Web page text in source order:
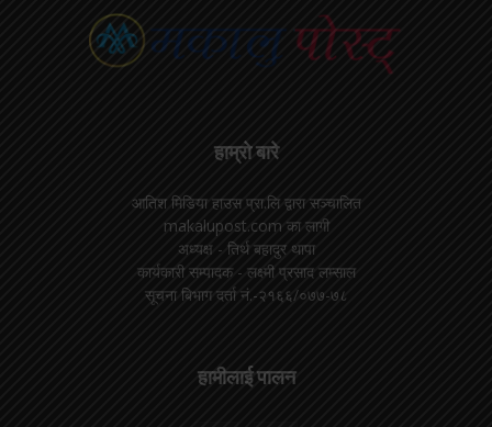
हाम्रो बारे
आतिश मिडिया हाउस प्रा.लि द्वारा सञ्चालित
makalupost.com का लागी
अध्यक्ष - तिर्थ बहादुर थापा
कार्यकारी सम्पादक - लक्ष्मी प्रसाद लम्साल
सूचना बिभाग दर्ता नं.-२१६६/०७७-७८
हामीलाई पालन